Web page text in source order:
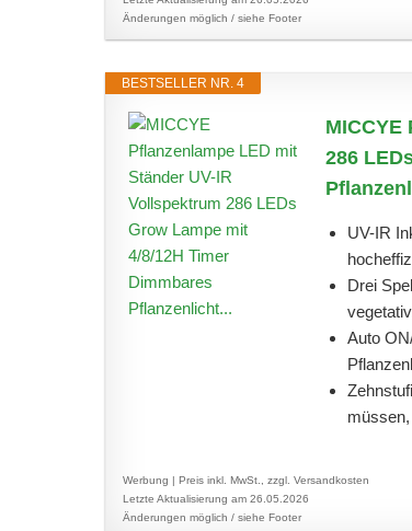
Änderungen möglich / siehe Footer
BESTSELLER NR. 4
MICCYE
286
UV-IR
Drei
Auto
Werbung | Preis inkl. MwSt., zzgl. Versandkosten
Letzte Aktualisierung am 26.05.2026
Änderungen möglich / siehe Footer